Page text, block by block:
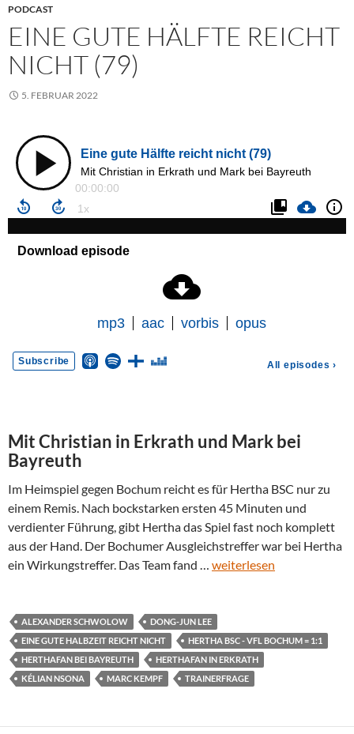
PODCAST
EINE GUTE HÄLFTE REICHT
NICHT (79)
5. FEBRUAR 2022
Mit Christian in Erkrath und Mark bei
Bayreuth
Im Heimspiel gegen Bochum reicht es für Hertha BSC nur zu
einem Remis. Nach bockstarken ersten 45 Minuten und
verdienter Führung, gibt Hertha das Spiel fast noch komplett
aus der Hand. Der Bochumer Ausgleichstreffer war bei Hertha
ein Wirkungstreffer. Das Team fand … weiterlesen
ALEXANDER SCHWOLOW
DONG-JUN LEE
EINE GUTE HALBZEIT REICHT NICHT
HERTHA BSC - VFL BOCHUM = 1:1
HERTHAFAN BEI BAYREUTH
HERTHAFAN IN ERKRATH
KÉLIAN NSONA
MARC KEMPF TRAINERFRAGE